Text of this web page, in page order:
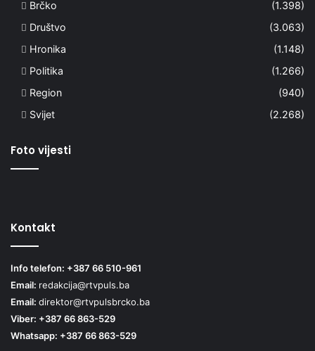
Brčko
(1.398)
Društvo
(3.063)
Hronika
(1.148)
Politika
(1.266)
Region
(940)
Svijet
(2.268)
Foto vijesti
Kontakt
Info telefon: +387 66 510-961
Email: redakcija@rtvpuls.ba
Email: direktor@rtvpulsbrcko.ba
Viber: +387 66 863-529
Whatsapp: +387 66 863-529